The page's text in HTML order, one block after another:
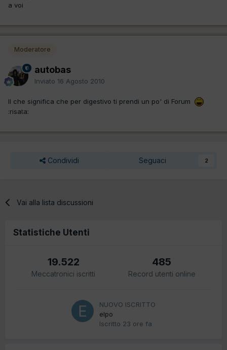
a voi
Moderatore
autobas
Inviato 16 Agosto 2010
Il che significa che per digestivo ti prendi un po' di Forum
:risata:
Condividi Seguaci 2
Vai alla lista discussioni
Statistiche Utenti
19.522
Meccatronici iscritti
485
Record utenti online
NUOVO ISCRITTO
elpo
Iscritto 23 ore fa